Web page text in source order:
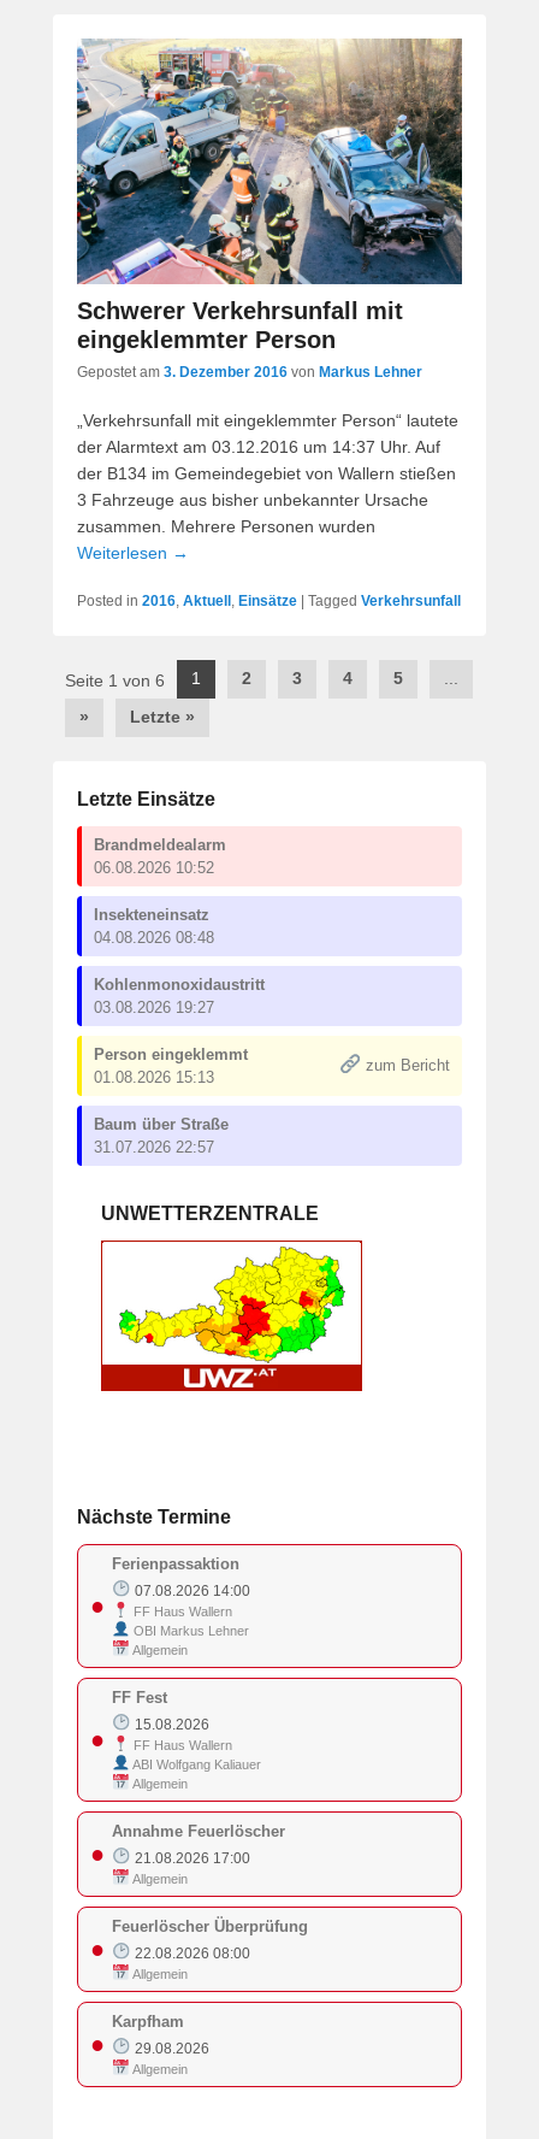
Schwerer Verkehrsunfall mit
eingeklemmter Person
Gepostet am 3. Dezember 2016 von Markus Lehner
„Verkehrsunfall mit eingeklemmter Person“ lautete
der Alarmtext am 03.12.2016 um 14:37 Uhr. Auf
der B134 im Gemeindegebiet von Wallern stießen
3 Fahrzeuge aus bisher unbekannter Ursache
zusammen. Mehrere Personen wurden
Weiterlesen →
Posted in 2016, Aktuell , Einsätze Tagged Verkehrsunfall
Post
Seite 1 von 6 1 2 3 4 5
»
Letzte »
Letzte Einsätze
Brandmeldealarm
06.08.2026 10:52
Insekteneinsatz
04.08.2026 08:48
Kohlenmonoxidaustritt
03.08.2026 19:27
Person eingeklemmt
01.08.2026 15:13
zum Bericht
Baum über Straße
31.07.2026 22:57
UNWETTERZENTRALE
Nächste Termine
●
Ferienpassaktion
07.08.2026 14:00
FF Haus Wallern
OBI Markus Lehner
Allgemein
●
FF Fest
15.08.2026
FF Haus Wallern
ABI Wolfgang Kaliauer
Allgemein
●
Annahme Feuerlöscher
21.08.2026 17:00
Allgemein
●
Feuerlöscher Überprüfung
22.08.2026 08:00
Allgemein
●
Karpfham
29.08.2026
Allgemein